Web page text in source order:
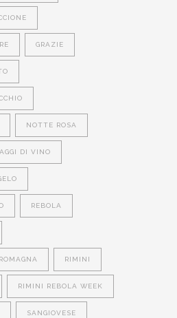
GRAZIE
NOTTE ROSA
DI VINO
REBOLA
RIMINI
RIMINI REBOLA WEEK
SANGIOVESE